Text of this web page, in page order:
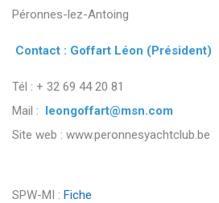
Péronnes-lez-Antoing
Contact : Goffart Léon (Président)
Tél : + 32 69 44 20 81
Mail : leongoffart@msn.com
Site web : www.peronnesyachtclub.be
SPW-MI : Fiche